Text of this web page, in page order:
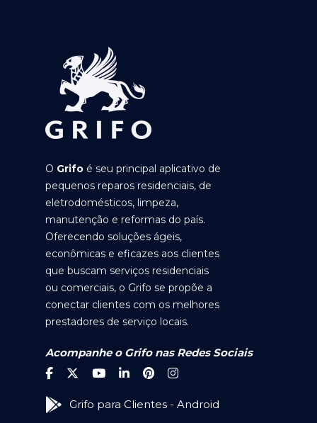
O Grifo é seu principal aplicativo de
pequenos reparos residenciais, de
eletrodomésticos, limpeza,
manutenção e reformas do país.
Oferecendo soluções ágeis,
econômicas e eficazes aos clientes
que buscam serviços residenciais
ou comerciais, o Grifo se propõe a
conectar clientes com os melhores
prestadores de serviço locais.
Acompanhe o Grifo nas Redes Sociais
Grifo para Clientes - Android